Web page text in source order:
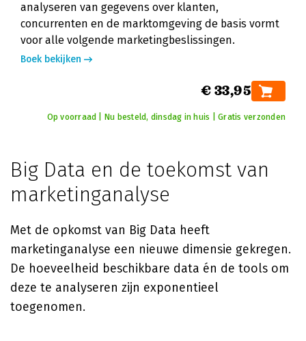
analyseren van gegevens over klanten,
concurrenten en de marktomgeving de basis vormt
voor alle volgende marketingbeslissingen.
Boek bekijken
€ 33,95
Op voorraad | Nu besteld, dinsdag in huis | Gratis verzonden
Big Data en de toekomst van
marketinganalyse
Met de opkomst van Big Data heeft
marketinganalyse een nieuwe dimensie gekregen.
De hoeveelheid beschikbare data én de tools om
deze te analyseren zijn exponentieel
toegenomen.